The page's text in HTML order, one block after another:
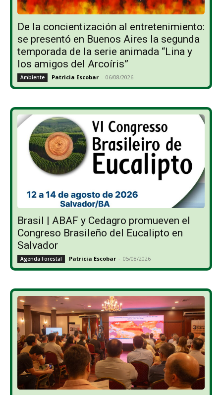
De la concientización al entretenimiento:
se presentó en Buenos Aires la segunda
temporada de la serie animada “Lina y
los amigos del Arcoíris”
Ambiente Patricia Escobar - 06/08/2026
Brasil | ABAF y Cedagro promueven el
Congreso Brasileño del Eucalipto en
Salvador
Agenda Forestal Patricia Escobar - 05/08/2026